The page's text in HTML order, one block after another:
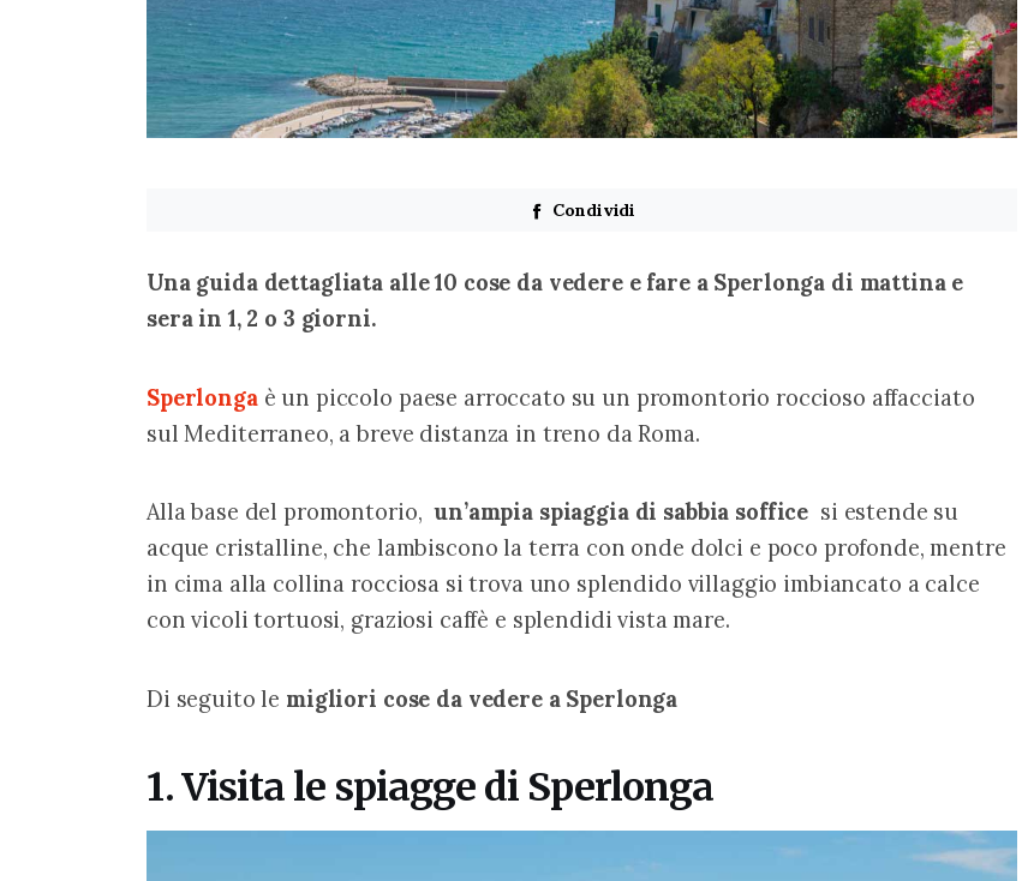
Condividi
Una guida dettagliata alle 10 cose da vedere e fare a Sperlonga di mattina e
sera in 1, 2 o 3 giorni.
Sperlonga è un piccolo paese arroccato su un promontorio roccioso affacciato
sul Mediterraneo, a breve distanza in treno da Roma.
Alla base del promontorio, un’ampia spiaggia di sabbia soffice si estende su
acque cristalline, che lambiscono la terra con onde dolci e poco profonde, mentre
in cima alla collina rocciosa si trova uno splendido villaggio imbiancato a calce
con vicoli tortuosi, graziosi caffè e splendidi vista mare.
Di seguito le migliori cose da vedere a Sperlonga
1. Visita le spiagge di Sperlonga